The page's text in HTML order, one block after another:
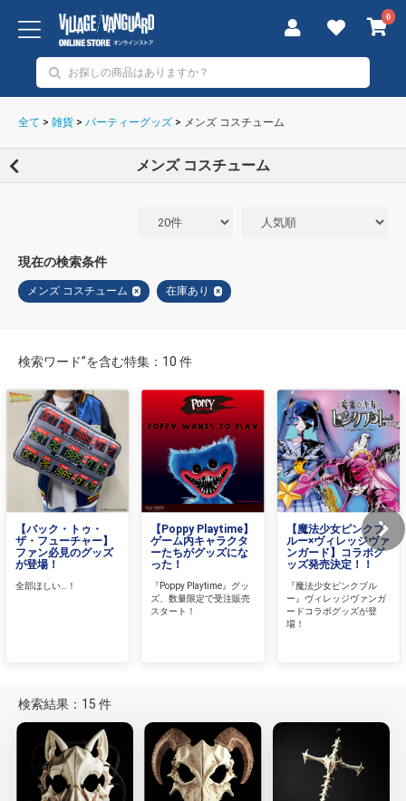
0
全て > 雑貨 > パーティーグッズ > メンズ コスチューム
メンズ コスチューム
現在の検索条件
メンズ コスチューム × 在庫あり ×
検索ワード”を含む特集：10 件
【バック・トゥ・
ザ・フューチャー】
ファン必見のグッズ
が登場！
全部ほしい…！
【Poppy Playtime】
ゲーム内キャラクタ
ーたちがグッズにな
った！
『Poppy Playtime』グッ
ズ、数量限定で受注販売
スタート！
【魔法少女ピンクブ
ルー×ヴィレッジヴァ
ンガード】コラボグ
ッズ発売決定！！
『魔法少女ピンクブル
ー』ヴィレッジヴァンガ
ードコラボグッズが登
場！
検索結果：15 件